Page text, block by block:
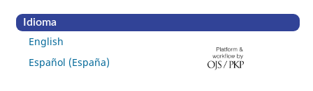
Idioma
English
Español (España)